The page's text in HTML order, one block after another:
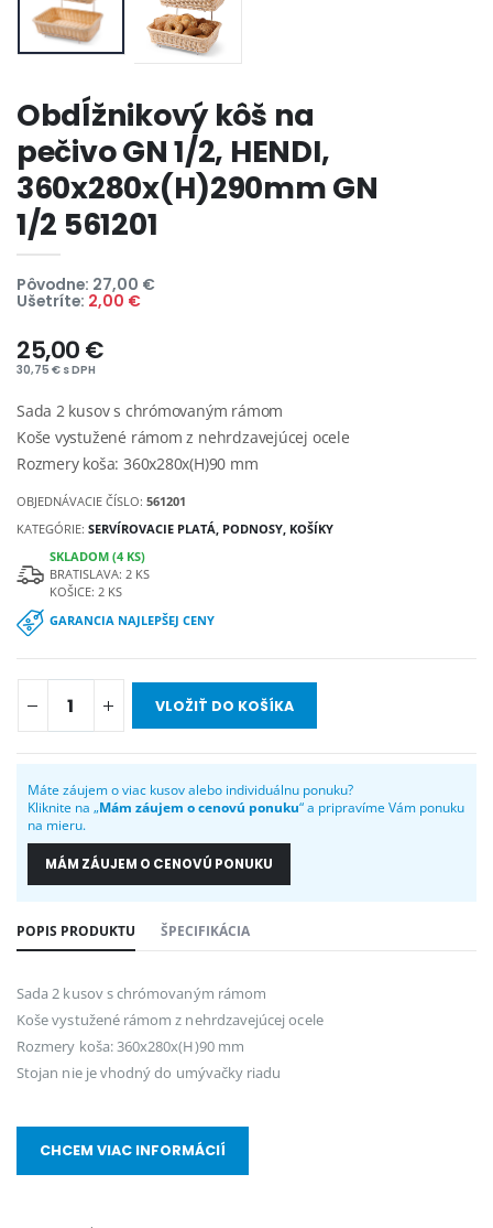
Obdĺžnikový kôš na
pečivo GN 1/2, HENDI,
360x280x(H)290mm GN
1/2 561201
Pôvodne: 27,00 €
Ušetríte: 2,00 €
25,00 €
30,75 € s DPH
Sada 2 kusov s chrómovaným rámom
Koše vystužené rámom z nehrdzavejúcej ocele
Rozmery koša: 360x280x(H)90 mm
OBJEDNÁVACIE ČÍSLO:561201
KATEGÓRIE:SERVÍROVACIE PLATÁ, PODNOSY, KOŠÍKY
SKLADOM (4 KS)
BRATISLAVA: 2 KS
KOŠICE: 2 KS
GARANCIA NAJLEPŠEJ CENY
VLOŽIŤ DO KOŠÍKA
Máte záujem o viac kusov alebo individuálnu ponuku?
Kliknite na „Mám záujem o cenovú ponuku“ a pripravíme Vám ponuku
na mieru.
MÁM ZÁUJEM O CENOVÚ PONUKU
POPIS PRODUKTU ŠPECIFIKÁCIA
Sada 2 kusov s chrómovaným rámom
Koše vystužené rámom z nehrdzavejúcej ocele
Rozmery koša: 360x280x(H)90 mm
Stojan nie je vhodný do umývačky riadu
CHCEM VIAC INFORMÁCIÍ